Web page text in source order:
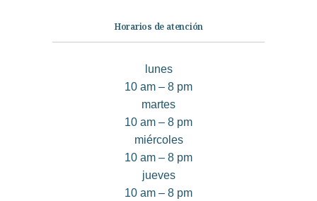
Horarios de atención
lunes
10 am – 8 pm
martes
10 am – 8 pm
miércoles
10 am – 8 pm
jueves
10 am – 8 pm